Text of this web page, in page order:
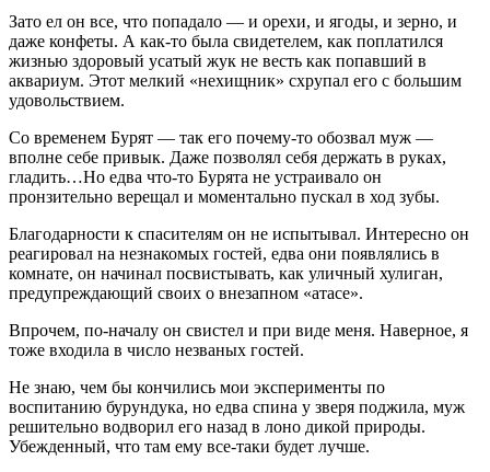
Зато ел он все, что попадало — и орехи, и ягоды, и зерно, и
даже конфеты. А как-то была свидетелем, как поплатился
жизнью здоровый усатый жук не весть как попавший в
аквариум. Этот мелкий «нехищник» схрупал его с большим
удовольствием.
Со временем Бурят — так его почему-то обозвал муж —
вполне себе привык. Даже позволял себя держать в руках,
гладить…Но едва что-то Бурята не устраивало он
пронзительно верещал и моментально пускал в ход зубы.
Благодарности к спасителям он не испытывал. Интересно он
реагировал на незнакомых гостей, едва они появлялись в
комнате, он начинал посвистывать, как уличный хулиган,
предупреждающий своих о внезапном «атасе».
Впрочем, по-началу он свистел и при виде меня. Наверное, я
тоже входила в число незваных гостей.
Не знаю, чем бы кончились мои эксперименты по
воспитанию бурундука, но едва спина у зверя поджила, муж
решительно водворил его назад в лоно дикой природы.
Убежденный, что там ему все-таки будет лучше.